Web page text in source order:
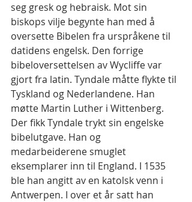
seg gresk og hebraisk. Mot sin
biskops vilje begynte han med å
oversette Bibelen fra urspråkene til
datidens engelsk. Den forrige
bibeloversettelsen av Wycliffe var
gjort fra latin. Tyndale måtte flykte til
Tyskland og Nederlandene. Han
møtte Martin Luther i Wittenberg.
Der fikk Tyndale trykt sin engelske
bibelutgave. Han og
medarbeiderene smuglet
eksemplarer inn til England. I 1535
ble han angitt av en katolsk venn i
Antwerpen. I over et år satt han